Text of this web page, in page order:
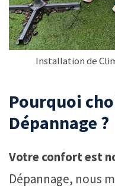
Installation de
Pourquoi
Dépannage ?
Votre confort est
Dépannage, nous